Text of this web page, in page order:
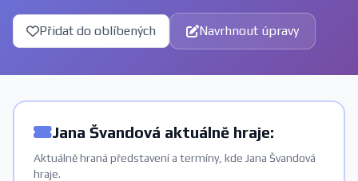
Přidat do oblíbených Navrhnout úpravy
Jana Švandová aktuálně hraje:
Aktuálně hraná představení a termíny, kde Jana Švandová
hraje.